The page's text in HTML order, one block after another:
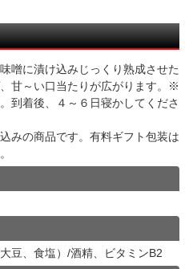
噌に漬け込みじっくり熟成させた
甘～い口当たりが広がります。※
到着後、４～６日寝かしてくださ
みの商品です。有料ギフト包装は
豆、食塩）/酒精、ビタミンB2